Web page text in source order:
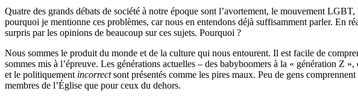
Quatre des grands débats de société à notre époque sont l’avortement, le mouvement
pourquoi je mentionne ces problèmes, car nous en entendons déjà suffisamment parler. En
surpris par les opinions de beaucoup sur ces sujets. Pourquoi ?
Nous sommes le produit du monde et de la culture qui nous entourent. Il est facile de
sommes mis à l’épreuve. Les générations actuelles – des babyboomers à la « génération Z
et le politiquement incorrectsont présentés comme les pires maux. Peu de gens
membres de l’Église que pour ceux du dehors.